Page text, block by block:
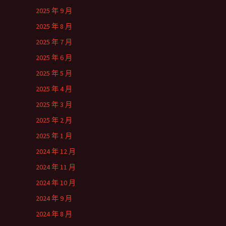
2025 年 9 月
2025 年 8 月
2025 年 7 月
2025 年 6 月
2025 年 5 月
2025 年 4 月
2025 年 3 月
2025 年 2 月
2025 年 1 月
2024 年 12 月
2024 年 11 月
2024 年 10 月
2024 年 9 月
2024 年 8 月